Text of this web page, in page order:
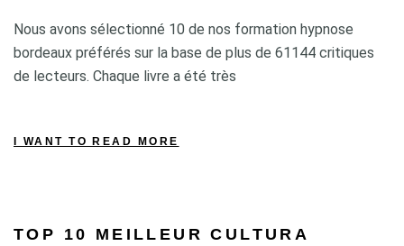
Nous avons sélectionné 10 de nos formation hypnose
bordeaux préférés sur la base de plus de 61144 critiques
de lecteurs. Chaque livre a été très
I WANT TO READ MORE
TOP 10 MEILLEUR CULTURA